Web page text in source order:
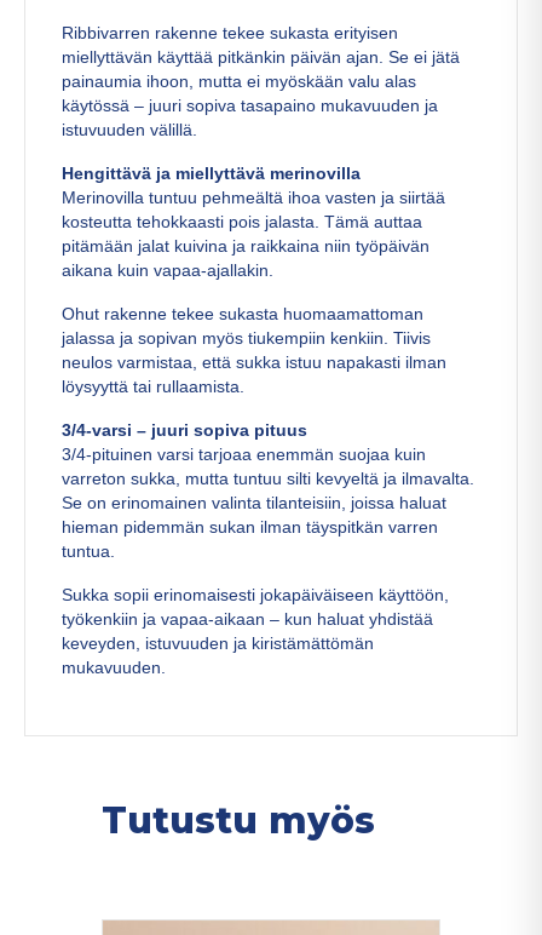
Ribbivarren rakenne tekee sukasta erityisen
miellyttävän käyttää pitkänkin päivän ajan. Se ei jätä
painaumia ihoon, mutta ei myöskään valu alas
käytössä – juuri sopiva tasapaino mukavuuden ja
istuvuuden välillä.
Hengittävä ja miellyttävä merinovilla
Merinovilla tuntuu pehmeältä ihoa vasten ja siirtää
kosteutta tehokkaasti pois jalasta. Tämä auttaa
pitämään jalat kuivina ja raikkaina niin työpäivän
aikana kuin vapaa-ajallakin.
Ohut rakenne tekee sukasta huomaamattoman
jalassa ja sopivan myös tiukempiin kenkiin. Tiivis
neulos varmistaa, että sukka istuu napakasti ilman
löysyyttä tai rullaamista.
3/4-varsi – juuri sopiva pituus
3/4-pituinen varsi tarjoaa enemmän suojaa kuin
varreton sukka, mutta tuntuu silti kevyeltä ja ilmavalta.
Se on erinomainen valinta tilanteisiin, joissa haluat
hieman pidemmän sukan ilman täyspitkän varren
tuntua.
Sukka sopii erinomaisesti jokapäiväiseen käyttöön,
työkenkiin ja vapaa-aikaan – kun haluat yhdistää
keveyden, istuvuuden ja kiristämättömän
mukavuuden.
Tutustu myös